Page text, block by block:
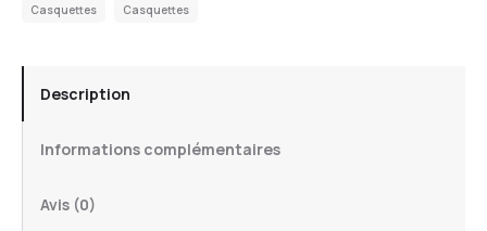
Casquettes Casquettes
Description
Informations complémentaires
Avis (0)